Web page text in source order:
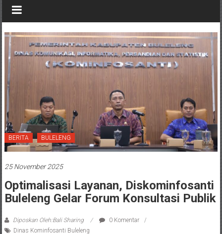
BERITA BULELENG
25 November 2025
Optimalisasi Layanan, Diskominfosanti
Buleleng Gelar Forum Konsultasi Publik
Diposkan Oleh:Bali Sharing
0 Komentar
Dinas Kominfosanti Buleleng